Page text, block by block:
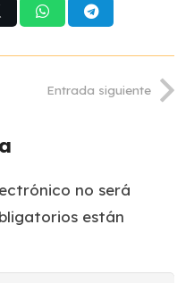
Entrada siguiente
no será
están